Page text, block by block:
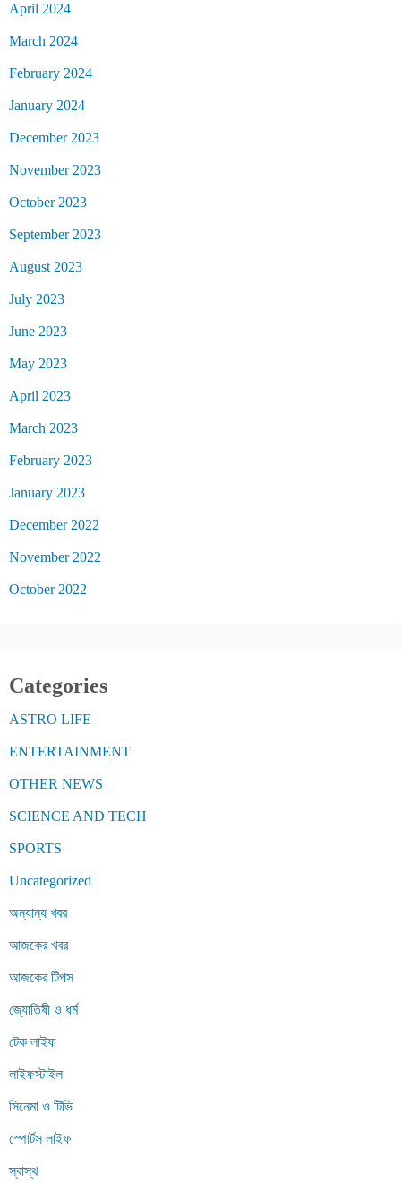
April 2024
March 2024
February 2024
January 2024
December 2023
November 2023
October 2023
September 2023
August 2023
July 2023
June 2023
May 2023
April 2023
March 2023
February 2023
January 2023
December 2022
November 2022
October 2022
Categories
ASTRO LIFE
ENTERTAINMENT
OTHER NEWS
SCIENCE AND TECH
SPORTS
Uncategorized
অন্যান্য খবর
আজকের খবর
আজকের টিপস
জ্যোতিষী ও ধর্ম
টেক লাইফ
লাইফস্টাইল
সিনেমা ও টিভি
স্পোর্টস লাইফ
স্বাস্থ